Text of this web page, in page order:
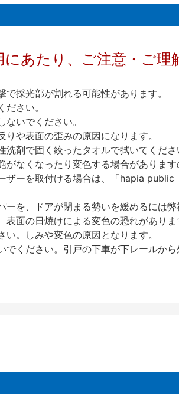
にあたり、ご注意・ご理
採光部が割れる可能性があります。
さい。
いでください。
や表面の歪みの原因になります。
剤で固く絞ったタオルで拭いてくださ
なくなったり変色する場合があります
ーを取付ける場合は、「hapia
を、ドアが閉まる勢いを緩めるには弊
面の日焼けによる変色の恐れがあり
。しみや変色の原因となります。
ください。引戸の下車が下レールから